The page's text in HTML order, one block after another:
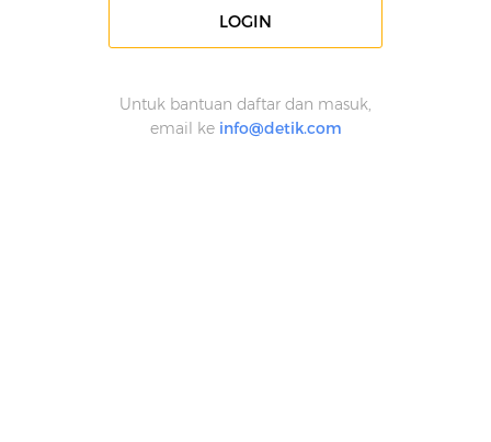
LOGIN
Untuk bantuan daftar dan masuk,
email ke info@detik.com